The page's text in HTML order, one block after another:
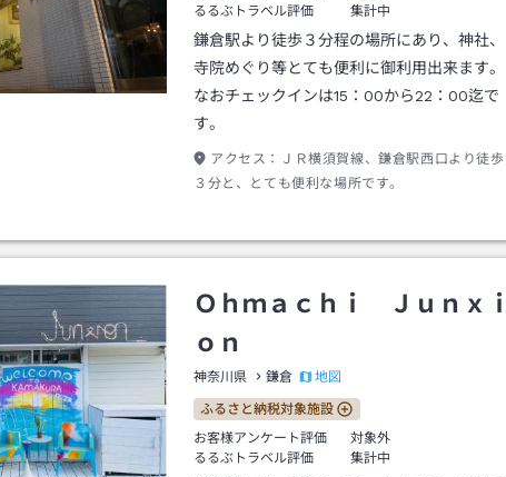
るるぶトラベル評価
集計中
鎌倉駅より徒歩３分程の場所にあり、神社、
寺院めぐり等とても便利に御利用出来ます。
なおチェックインは15：00から22：00迄で
す。
アクセス：
ＪＲ横須賀線、鎌倉駅西口より徒歩
３分と、とても便利な場所です。
Ｏｈｍａｃｈｉ Ｊｕｎｘｉ
ｏｎ
神奈川県 鎌倉 地図
ふるさと納税対象施設
お客様アンケート評価
対象外
るるぶトラベル評価
集計中